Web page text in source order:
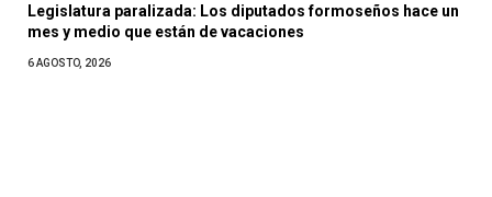
Legislatura paralizada: Los diputados formoseños hace un
mes y medio que están de vacaciones
6 AGOSTO, 2026